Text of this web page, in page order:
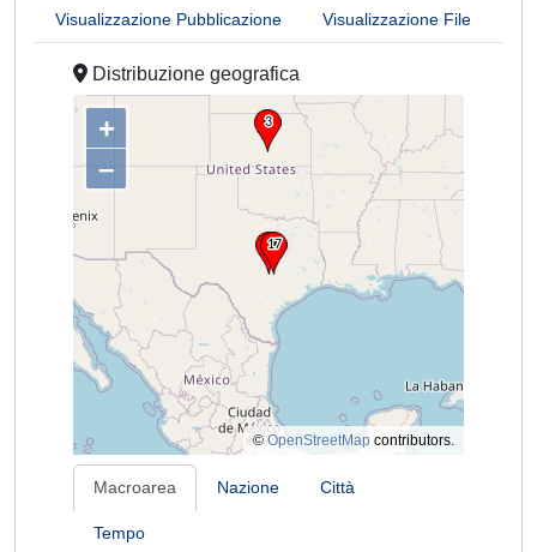
Visualizzazione Pubblicazione Visualizzazione File
Distribuzione geografica
+
–
© OpenStreetMap contributors.
Macroarea Nazione Città
Tempo